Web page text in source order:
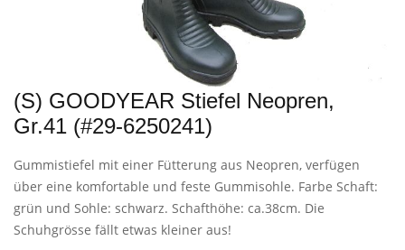
(S) GOODYEAR Stiefel Neopren,
Gr.41 (#29-6250241)
Gummistiefel mit einer Fütterung aus Neopren, verfügen
über eine komfortable und feste Gummisohle. Farbe Schaft:
grün und Sohle: schwarz. Schafthöhe: ca.38cm. Die
Schuhgrösse fällt etwas kleiner aus!